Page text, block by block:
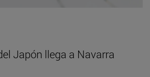
Japón llega a Navarra